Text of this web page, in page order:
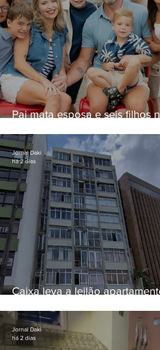
Pai mata esposa e seis filhos
Caixa leva a leilão apartamento
Botafogo
Jornal Daki
há 2 dias
Jornal Daki
há 2 dias